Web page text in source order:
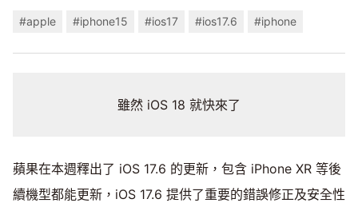
#apple #iphone15 #ios17 #ios17.6 #iphone
雖然 iOS 18 就快來了
蘋果在本週釋出了 iOS 17.6 的更新，包含 iPhone XR 等後
續機型都能更新，iOS 17.6 提供了重要的錯誤修正及安全性